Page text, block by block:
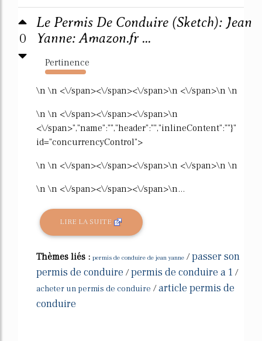
0
Le Permis De Conduire (Sketch): Jean
Yanne: Amazon.fr ...
Pertinence
101%
\n \n <\/span><\/span><\/span>\n <\/span>\n \n
\n \n <\/span><\/span><\/span>\n
<\/span>","name":"","header":"","inlineContent":""}"
id="concurrencyControl">
\n \n <\/span><\/span><\/span>\n <\/span>\n \n
\n \n <\/span><\/span><\/span>\n...
LIRE LA SUITE
Thèmes liés : permis de conduire de jean yanne /passer son
permis de conduire /permis de conduire a 1 /
acheter un permis de conduire /article permis de
conduire